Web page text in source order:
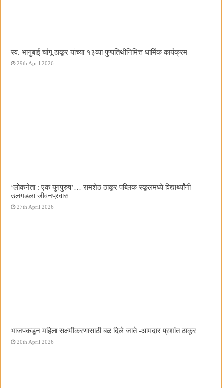
स्व. भागुबाई चांगू ठाकूर यांच्या १३व्या पुण्यतिथीनिमित्त धार्मिक कार्यक्रम
29th April 2026
‌‘लोकनेता : एक युगपुरुष‌’… रामशेठ ठाकूर पब्लिक स्कूलमध्ये विद्यार्थ्यांनी
उलगडला जीवनप्रवास
27th April 2026
भाजपकडून महिला सक्षमीकरणासाठी बळ दिले जाते -आमदार प्रशांत ठाकूर
20th April 2026